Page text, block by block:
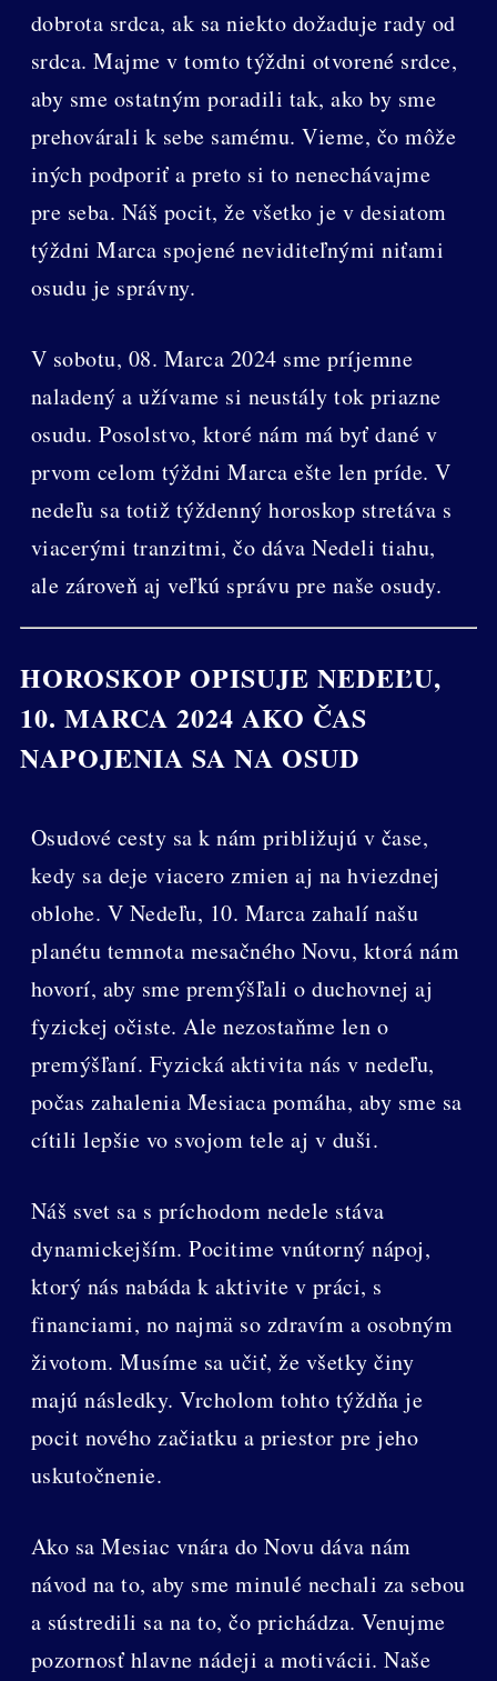
dobrota srdca, ak sa niekto dožaduje rady od
srdca. Majme v tomto týždni otvorené srdce,
aby sme ostatným poradili tak, ako by sme
prehovárali k sebe samému. Vieme, čo môže
iných podporiť a preto si to nenechávajme
pre seba. Náš pocit, že všetko je v desiatom
týždni Marca spojené neviditeľnými niťami
osudu je správny.
V sobotu, 08. Marca 2024 sme príjemne
naladený a užívame si neustály tok priazne
osudu. Posolstvo, ktoré nám má byť dané v
prvom celom týždni Marca ešte len príde. V
nedeľu sa totiž týždenný horoskop stretáva s
viacerými tranzitmi, čo dáva Nedeli tiahu,
ale zároveň aj veľkú správu pre naše osudy.
HOROSKOP OPISUJE NEDEĽU,
10. MARCA 2024 AKO ČAS
NAPOJENIA SA NA OSUD
Osudové cesty sa k nám približujú v čase,
kedy sa deje viacero zmien aj na hviezdnej
oblohe. V Nedeľu, 10. Marca zahalí našu
planétu temnota mesačného Novu, ktorá nám
hovorí, aby sme premýšľali o duchovnej aj
fyzickej očiste. Ale nezostaňme len o
premýšľaní. Fyzická aktivita nás v nedeľu,
počas zahalenia Mesiaca pomáha, aby sme sa
cítili lepšie vo svojom tele aj v duši.
Náš svet sa s príchodom nedele stáva
dynamickejším. Pocitime vnútorný nápoj,
ktorý nás nabáda k aktivite v práci, s
financiami, no najmä so zdravím a osobným
životom. Musíme sa učiť, že všetky činy
majú následky. Vrcholom tohto týždňa je
pocit nového začiatku a priestor pre jeho
uskutočnenie.
Ako sa Mesiac vnára do Novu dáva nám
návod na to, aby sme minulé nechali za sebou
a sústredili sa na to, čo prichádza. Venujme
pozornosť hlavne nádeji a motivácii. Naše